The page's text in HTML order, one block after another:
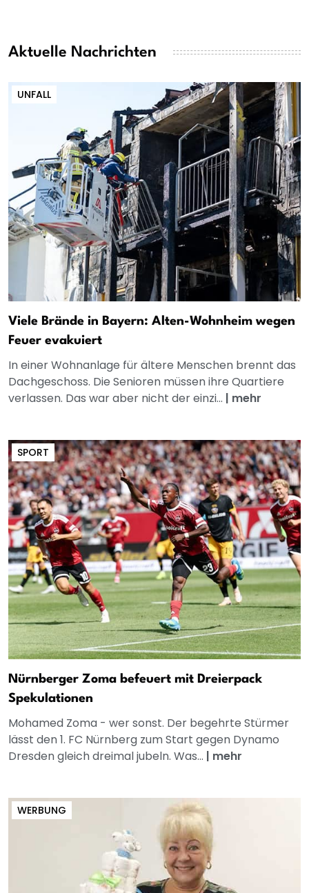
Aktuelle Nachrichten
UNFALL
Viele Brände in Bayern: Alten-Wohnheim wegen
Feuer evakuiert
In einer Wohnanlage für ältere Menschen brennt das
Dachgeschoss. Die Senioren müssen ihre Quartiere
verlassen. Das war aber nicht der einzi... | mehr
SPORT
Nürnberger Zoma befeuert mit Dreierpack
Spekulationen
Mohamed Zoma - wer sonst. Der begehrte Stürmer
lässt den 1. FC Nürnberg zum Start gegen Dynamo
Dresden gleich dreimal jubeln. Was... | mehr
WERBUNG